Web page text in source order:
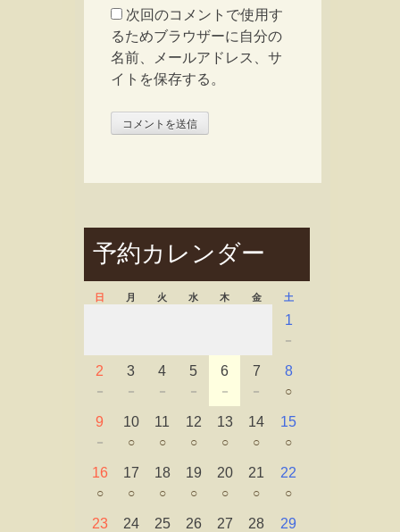
次回のコメントで使用す
るためブラウザーに自分の
名前、メールアドレス、サ
イトを保存する。
予約カレンダー
日 月 火 水 木 金 土
1
－
2
－
3
－
4
－
5
－
6
－
7
－
8
○
9
－
10
○
11
○
12
○
13
○
14
○
15
○
16
○
17
○
18
○
19
○
20
○
21
○
22
○
23 24 25 26 27 28 29